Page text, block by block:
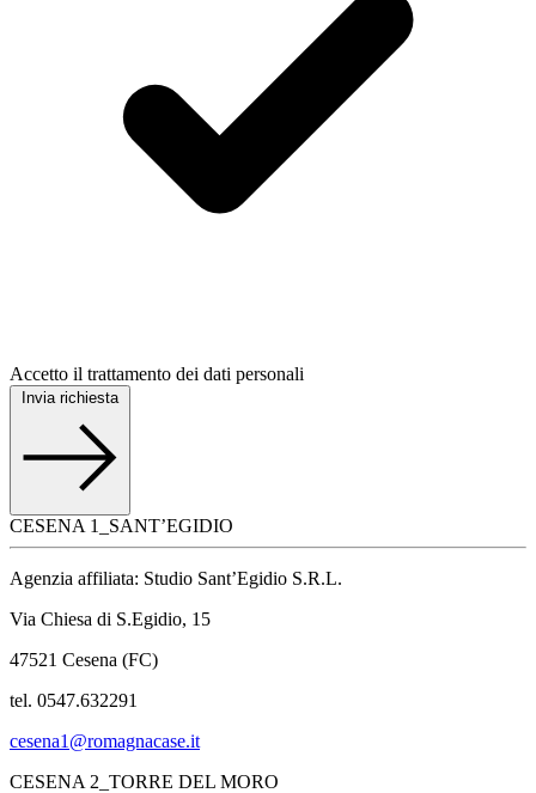
Accetto il trattamento dei dati personali
Invia richiesta
CESENA 1_SANT’EGIDIO
Agenzia affiliata: Studio Sant’Egidio S.R.L.
Via Chiesa di S.Egidio, 15
47521 Cesena (FC)
tel. 0547.632291
cesena1@romagnacase.it
CESENA 2_TORRE DEL MORO